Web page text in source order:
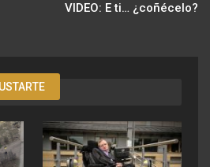
VIDEO: E ti… ¿coñécelo?